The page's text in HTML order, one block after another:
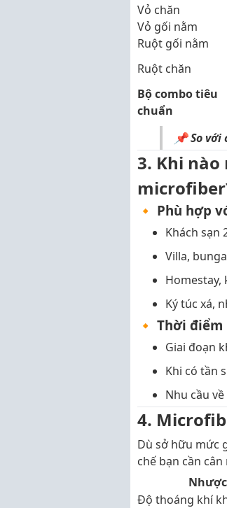
Vỏ chăn
Vỏ gối nằm
Ruột gối nằm
Ruột chăn
Bộ combo tiêu
chuẩn
📌So với
3. Khi
🔸 Phù hợp
Khách sạn
Villa,
Ký túc xá,
🔸 Thời
Giai đoạn
Khi có tần
Nhu cầu
4.
Dù sở hữu mức
chế bạn cần cân
Độ thoáng khí